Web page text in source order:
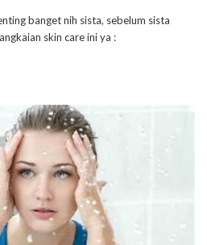
banget nih sista, sebelum sista
skin care ini ya :